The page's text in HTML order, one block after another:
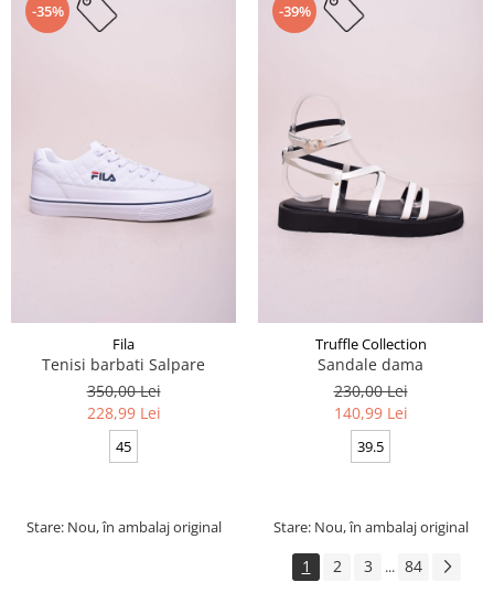
-35%
Fila
Tenisi barbati Salpare
350,00 Lei
228,99 Lei
45
Stare: Nou, în ambalaj original
-39%
Truffle Collection
Sandale dama
230,00 Lei
140,99 Lei
39.5
Stare: Nou, în ambalaj original
1 2 3 ... 84